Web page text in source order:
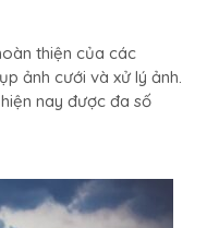
thiện của các
ảnh cưới và xử lý ảnh.
nay được đa số